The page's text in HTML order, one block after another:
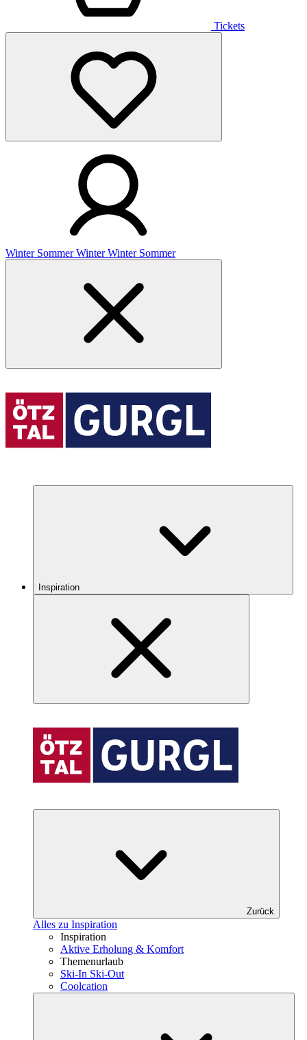
Tickets
Winter Sommer Winter Winter Sommer
Inspiration
Zurück
Alles zu Inspiration
Inspiration
Aktive Erholung & Komfort
Themenurlaub
Ski-In Ski-Out
Coolcation